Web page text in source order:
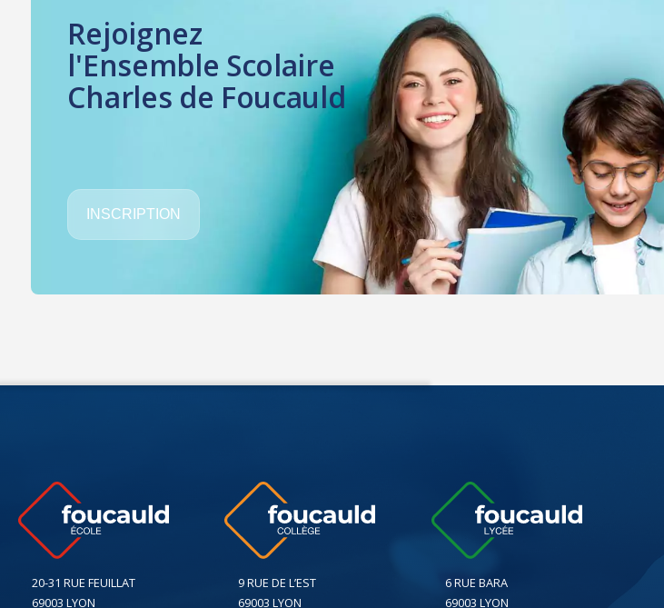
Rejoignez
l'Ensemble Scolaire
Charles de Foucauld
INSCRIPTION
20-31 RUE FEUILLAT
69003 LYON
9 RUE DE L’EST
69003 LYON
6 RUE BARA
69003 LYON